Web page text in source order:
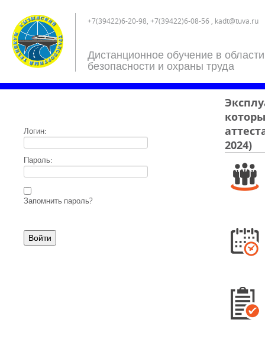
+7(39422)6-20-98, +7(39422)6-08-56 , kadt@tuva.ru
Дистанционное обучение в области
безопасности и охраны труда
Логин:
Пароль:
Запомнить пароль?
2024)